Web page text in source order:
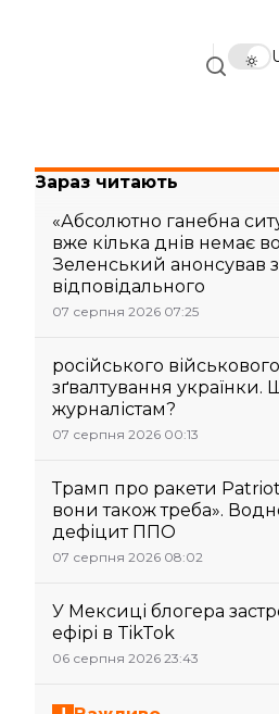
Зараз читають
«Абсолютно ганебна
вже кілька днів немає
Зеленський анонсував
відповідального
07 серпня 2026 07:25
російського
зґвалтування українки.
журналістам?
07 серпня 2026 00:13
Трамп про ракети
вони також треба».
дефіцит ППО
07 серпня 2026 08:02
У Мексиці блогера
ефірі в TikTok
06 серпня 2026 23:43